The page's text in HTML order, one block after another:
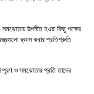
উপনীত হওয়া কিছু পক্ষের
ধ্বংস করার প্রতিশ্রুতি
পূরণ ও সমঝোতার প্রতি তাদের